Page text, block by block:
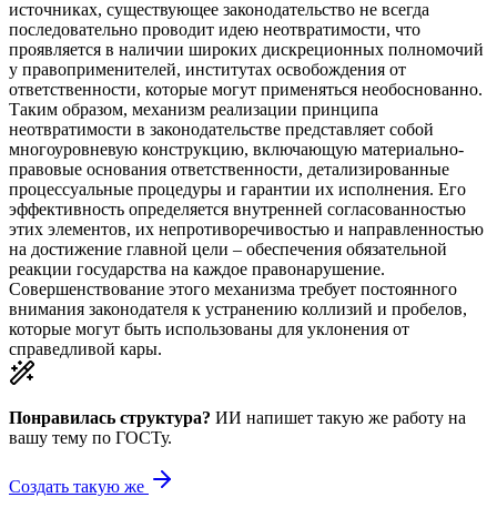
источниках, существующее законодательство не всегда
последовательно проводит идею неотвратимости, что
проявляется в наличии широких дискреционных полномочий
у правоприменителей, институтах освобождения от
ответственности, которые могут применяться необоснованно.
Таким образом, механизм реализации принципа
неотвратимости в законодательстве представляет собой
многоуровневую конструкцию, включающую материально-
правовые основания ответственности, детализированные
процессуальные процедуры и гарантии их исполнения. Его
эффективность определяется внутренней согласованностью
этих элементов, их непротиворечивостью и направленностью
на достижение главной цели – обеспечения обязательной
реакции государства на каждое правонарушение.
Совершенствование этого механизма требует постоянного
внимания законодателя к устранению коллизий и пробелов,
которые могут быть использованы для уклонения от
справедливой кары.
Понравилась структура? ИИ напишет такую же работу на
вашу тему по ГОСТу.
Создать такую же